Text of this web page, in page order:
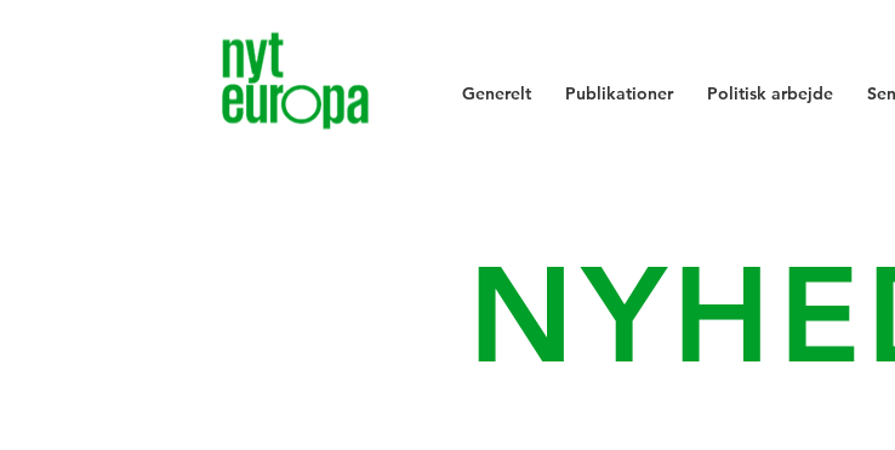
Generelt Publikationer Politisk arbejde